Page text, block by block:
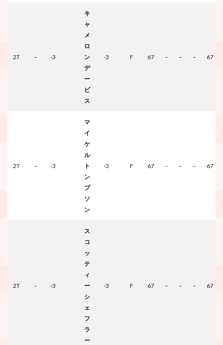
2T – -3
キ
ャ
メ
ロ
ン
デ
ー
ビ
ス
-3 F 67 – – – 67
2T – -3
マ
イ
ケ
ル
ト
ン
プ
ソ
ン
-3 F 67 – – – 67
2T – -3
ス
コ
ッ
テ
ィ
ー
シ
ェ
フ
ラ
ー
-3 F 67 – – – 67